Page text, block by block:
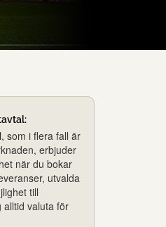
som i flera fall är
erbjuder
när du bokar
utvalda
till
alltid valuta för